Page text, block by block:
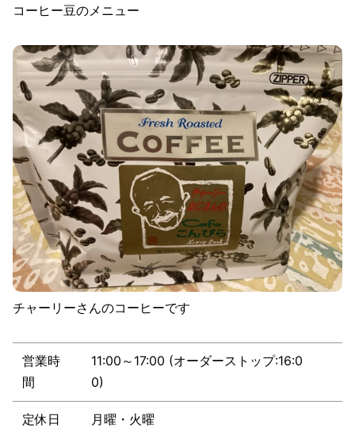
コーヒー豆のメニュー
チャーリーさんのコーヒーです
営業時
間
11:00～17:00 (オーダーストップ:16:0
0)
定休日 月曜・火曜